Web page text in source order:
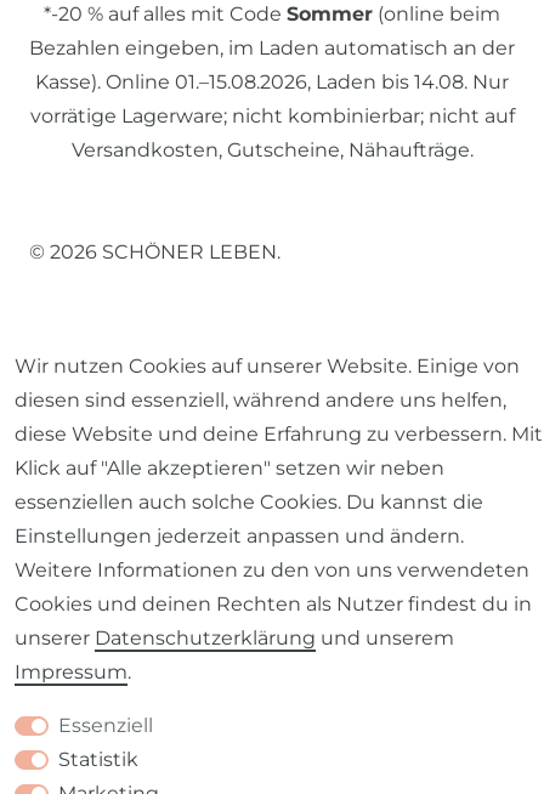
*-20 % auf alles mit Code Sommer (online beim
Bezahlen eingeben, im Laden automatisch an der
Kasse). Online 01.–15.08.2026, Laden bis 14.08. Nur
vorrätige Lagerware; nicht kombinierbar; nicht auf
Versandkosten, Gutscheine, Nähaufträge.
© 2026 SCHÖNER LEBEN.
Impressum Daten­schutz­erklärung
Barrierefreiheitserklärung Widerrufs­recht
VERTRAG WIDERRUFEN
Wir nutzen Cookies auf unserer Website. Einige von
diesen sind essenziell, während andere uns helfen,
diese Website und deine Erfahrung zu verbessern. Mit
Klick auf "Alle akzeptieren" setzen wir neben
essenziellen auch solche Cookies. Du kannst die
Einstellungen jederzeit anpassen und ändern.
Weitere Informationen zu den von uns verwendeten
Cookies und deinen Rechten als Nutzer findest du in
unserer Daten­schutz­erklärung und unserem
Impressum.
Essenziell
Statistik